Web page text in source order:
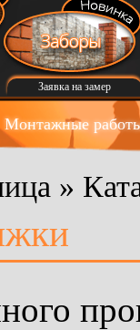
Заявка на замер
Монтажные
»